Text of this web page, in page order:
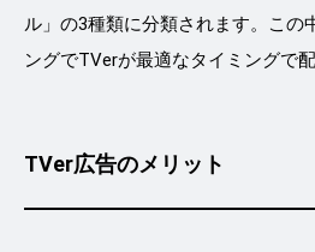
ル」の3種類に分類されます。この
ングでTVerが最適なタイミングで配
TVer広告のメリット